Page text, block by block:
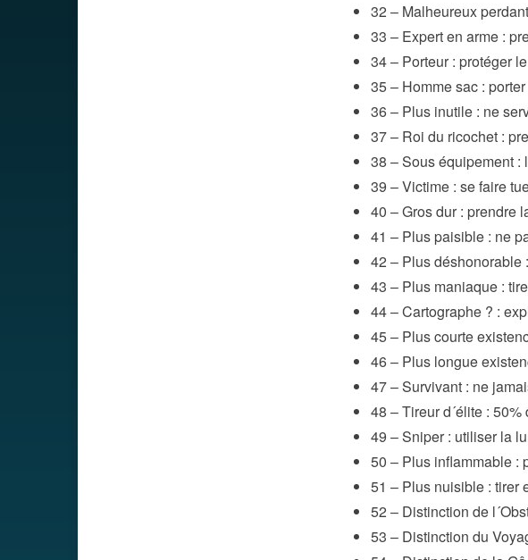
32 – Malheureux
33 – Expert en arme :
34 – Porteur : protéger
35 – Homme sac :
36 – Plus inutile : ne
37 – Roi du ricochet :
38 – Sous équipement :
39 – Victime : se faire
40 – Gros dur : prendre
41 – Plus paisible : ne
42 – Plus déshonorable
43 – Plus maniaque :
44 – Cartographe ? :
45 – Plus courte
46 – Plus longue
47 – Survivant : ne
48 – Tireur d´élite :
49 – Sniper : utiliser la
50 – Plus inflammable :
51 – Plus nuisible : tirer
52 – Distinction de
53 – Distinction du